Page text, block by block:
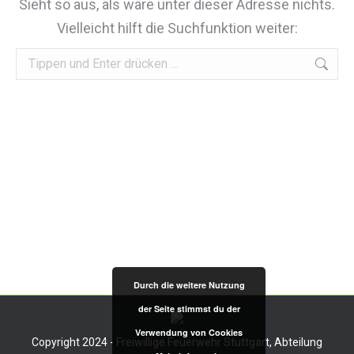
Sieht so aus, als wäre unter dieser Adresse nichts.
Vielleicht hilft die Suchfunktion weiter:
Copyright 2024 - Freiwillige Feuerwehr Stuttgart, Abteilung
Durch die weitere Nutzung
der Seite stimmst du der
Verwendung von Cookies